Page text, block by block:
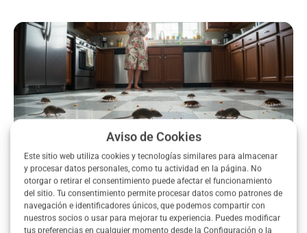
Aviso de Cookies
Este sitio web utiliza cookies y tecnologías similares para almacenar
y procesar datos personales, como tu actividad en la página. No
otorgar o retirar el consentimiento puede afectar el funcionamiento
del sitio. Tu consentimiento permite procesar datos como patrones de
navegación e identificadores únicos, que podemos compartir con
nuestros socios o usar para mejorar tu experiencia. Puedes modificar
tus preferencias en cualquier momento desde la Configuración o la
¿Problemas de plagas en tu
casa o negocio? ¡Consigue